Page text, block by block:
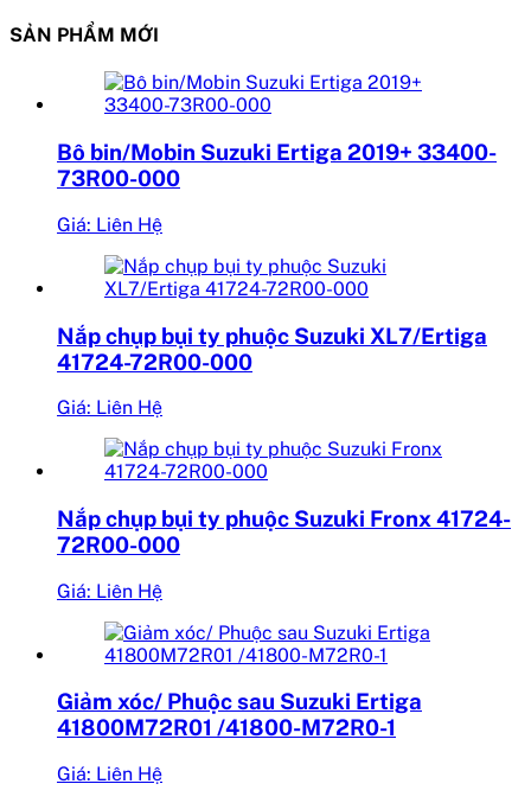
SẢN PHẨM MỚI
Bô bin/Mobin Suzuki Ertiga 2019+ 33400-
73R00-000
Giá: Liên Hệ
Nắp chụp bụi ty phuộc Suzuki XL7/Ertiga
41724-72R00-000
Giá: Liên Hệ
Nắp chụp bụi ty phuộc Suzuki Fronx 41724-
72R00-000
Giá: Liên Hệ
Giảm xóc/ Phuộc sau Suzuki Ertiga
41800M72R01 /41800-M72R0-1
Giá: Liên Hệ